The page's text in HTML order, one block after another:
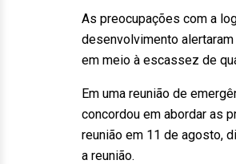
As preocupações com a
desenvolvimento
em meio à escassez de
Em uma reunião de
concordou em abordar as
reunião em 11 de agosto,
a reunião.